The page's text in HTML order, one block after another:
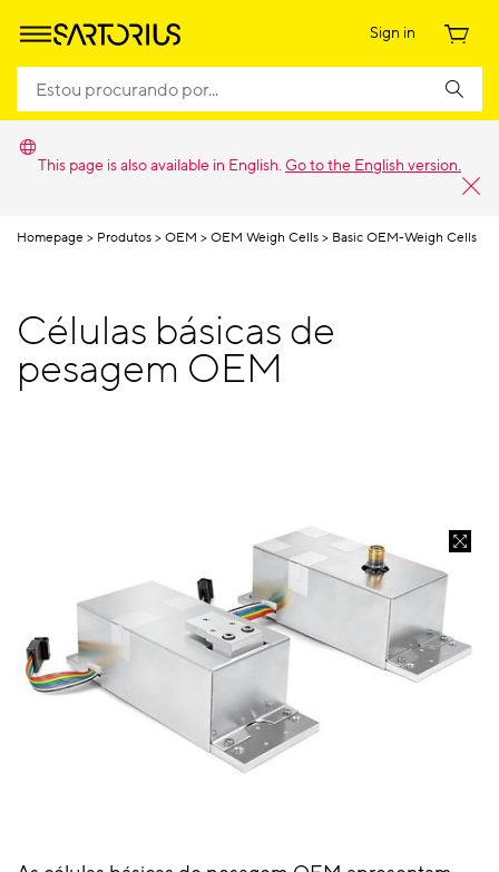
Sign in
This page is also available in English. Go to the English version.
Homepage Produtos OEM OEM Weigh Cells Basic OEM-Weigh Cells
Células básicas de
pesagem OEM